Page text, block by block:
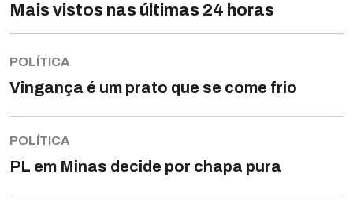
Mais vistos nas últimas 24 horas
POLÍTICA
Vingança é um prato que se come frio
POLÍTICA
PL em Minas decide por chapa pura